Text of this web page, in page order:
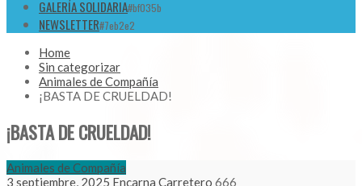
GALERÍA SOLIDARIA#bf035b
NEWSLETTER#7eb2e2
Home
Sin categorizar
Animales de Compañía
¡BASTA DE CRUELDAD!
¡BASTA DE CRUELDAD!
Animales de Compañía
3 septiembre, 2025 Encarna Carretero 666